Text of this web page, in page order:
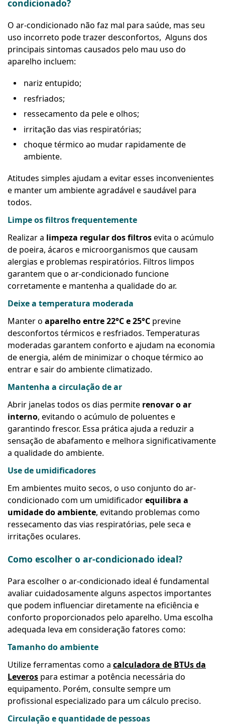
condicionado?
O ar-condicionado não faz mal para saúde, mas seu
uso incorreto pode trazer desconfortos, Alguns dos
principais sintomas causados pelo mau uso do
aparelho incluem:
nariz entupido;
resfriados;
ressecamento da pele e olhos;
irritação das vias respiratórias;
choque térmico ao mudar rapidamente de
ambiente.
Atitudes simples ajudam a evitar esses inconvenientes
e manter um ambiente agradável e saudável para
todos.
Limpe os filtros frequentemente
Realizar a limpeza regular dos filtrosevita o acúmulo
de poeira, ácaros e microorganismos que causam
alergias e problemas respiratórios. Filtros limpos
garantem que o ar-condicionado funcione
corretamente e mantenha a qualidade do ar.
Deixe a temperatura moderada
Manter o aparelho entre 22°C e 25°C previne
desconfortos térmicos e resfriados. Temperaturas
moderadas garantem conforto e ajudam na economia
de energia, além de minimizar o choque térmico ao
entrar e sair do ambiente climatizado.
Mantenha a circulação de ar
Abrir janelas todos os dias permite renovar o ar
interno, evitando o acúmulo de poluentes e
garantindo frescor. Essa prática ajuda a reduzir a
sensação de abafamento e melhora significativamente
a qualidade do ambiente.
Use de umidificadores
Em ambientes muito secos, o uso conjunto do ar-
condicionado com um umidificadorequilibra a
umidade do ambiente, evitando problemas como
ressecamento das vias respiratórias, pele seca e
irritações oculares.
Como escolher o ar-condicionado ideal?
Para escolher o ar-condicionado ideal é fundamental
avaliar cuidadosamente alguns aspectos importantes
que podem influenciar diretamente na eficiência e
conforto proporcionados pelo aparelho. Uma escolha
adequada leva em consideração fatores como:
Tamanho do ambiente
Utilize ferramentas como a calculadora de BTUs da
Leveros para estimar a potência necessária do
equipamento. Porém, consulte sempre um
profissional especializado para um cálculo preciso.
Circulação e quantidade de pessoas